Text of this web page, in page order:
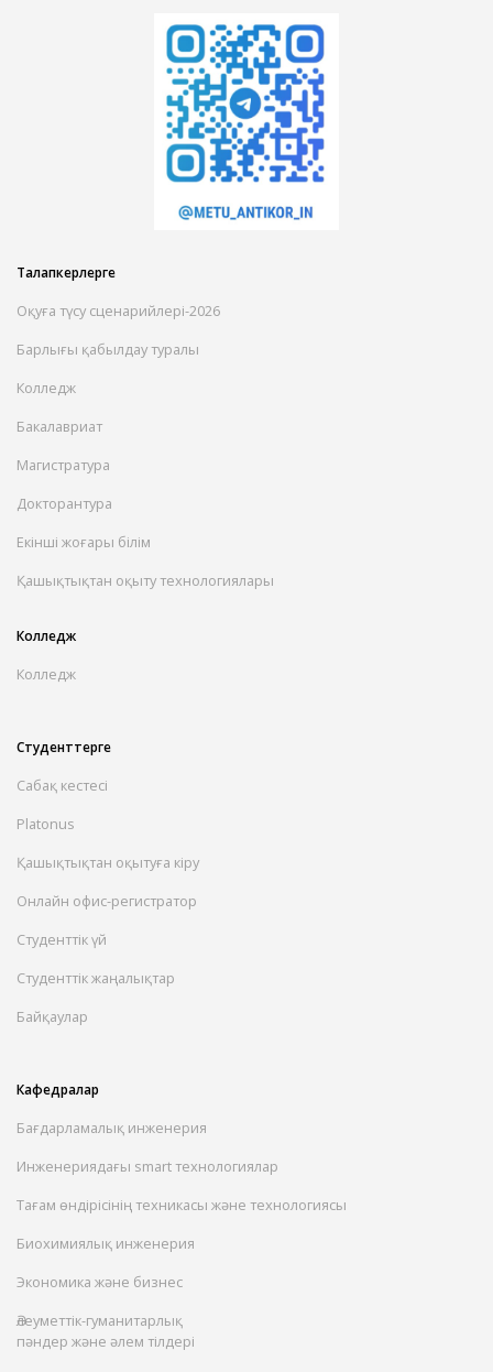
Талапкерлерге
Оқуға түсу сценарийлері-2026
Барлығы қабылдау туралы
Колледж
Бакалавриат
Магистратура
Докторантура
Екінші жоғары білім
Қашықтықтан оқыту технологиялары
Колледж
Колледж
Студенттерге
Сабақ кестесі
Platonus
Қашықтықтан оқытуға кіру
Онлайн офис-регистратор
Студенттік үй
Студенттік жаңалықтар
Байқаулар
Кафедралар
Бағдарламалық инженерия
Инженериядағы smart технологиялар
Тағам өндірісінің техникасы және технологиясы
Биохимиялық инженерия
Экономика және бизнес
Әлеуметтік-гуманитарлық
пәндер және әлем тілдері